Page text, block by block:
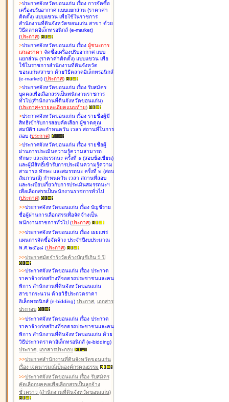
>ประกาศจังหวัดขอนแก่น เรื่อง การจัดซื้อ
เครื่องปรับอากาศ แบบแยกส่วน (ราคาค่า
ติดตั้ง) แบบแขวน เพื่อใช้ในราชการ
สำนักงานที่ดินจังหวัดขอนแก่น สาขา ด้วย
วิธีตลาดอิเล็กทรอนิกส์ (e-market)
(ประกาศ)
>ประกาศจังหวัดขอนแก่น เรื่อง ผู้ชนะการ
เสนอราคา จัดซื้อเครื่องปรับอากาศ แบบ
แยกส่วน (ราคาค่าติดตั้ง) แบบแขวน เพื่อ
ใช้ในราชการสำนักงานที่ดินจังหวัด
ขอนแก่น/สาขา ด้วยวิธีตลาดอิเล็กทรอนิกส์
(e-market) (ประกาศ)
>ประกาศจังหวัดขอนแก่น เรื่อง รับสมัคร
บุคคลเพื่อเลือกสรรเป็นพนักงานราชการ
ทั่วไป(สำนักงานที่ดินจังหวัดขอนแก่น)
(ประกาศ+รายละเอียดแนบท้าย)
>ประกาศจังหวัดขอนแก่น เรื่อง รายชื่อผู้มี
สิทธิเข้ารับการสอบคัดเลือก ผู้ขาดคุณ
สมบัติฯ และกำหนดวัน เวลา สถานที่ในการ
สอบ (ประกาศ)
>ประกาศจังหวัดขอนแก่น เรื่อง รายชื่อผู้
ผ่านการประเมินความรู้ความสามารถ
ทักษะ และสมรรถนะ ครั้งที่ ๑ (สอบข้อเขียน)
และผู้มีสิทธิ์เข้ารับการประเมินความรู้ความ
สามารถ ทักษะ และสมรรถนะ ครั้งที่ ๒ (สอบ
สัมภาษณ์) กำหนดวัน เวลา สถานที่สอบ
และระเบียบเกี่ยวกับการประเมินสมรรถนะฯ
เพื่อเลือกสรรเป็นพนักงานราชการทั่วไป
(ประกาศ)
>>ประกาศจังหวัดขอนแก่น เรื่อง บัญชีราย
ชื่อผู้ผ่านการเลือกสรรเพื่อจัดจ้างเป็น
พนักงานราชการทั่วไป (ประกาศ)
>>ประกาศจังหวัดขอนแก่น เรื่อง เผยแพร่
แผนการจัดซื้อจัดจ้าง ประจำปีงบประมาณ
พ.ศ.๒๕๖๘ (ประกาศ)
>>ประกาศมัดจำรังวัดค้างบัญชีเกิน 5 ปี
>>ประกาศจังหวัดขอนแก่น เรื่อง ประกวด
ราคาจ้างก่อสร้างที่จอดรถประชาชนและคน
พิการ สำนักงานที่ดินจังหวัดขอนแก่น
สาขากระนวน ด้วยวิธีประกวดราคา
อิเล็กทรอนิกส์ (e-bidding) ประกาศ, เอกสาร
ประกอบ
>>ประกาศจังหวัดขอนแก่น เรื่อง ประกวด
ราคาจ้างก่อสร้างที่จอดรถประชาชนและคน
พิการ สำนักงานที่ดินจังหวัดขอนแก่น ด้วย
วิธีประกวดราคาอิเล็กทรอนิกส์ (e-bidding)
ประกาศ, เอกสารประกอบ
>>ประกาศสำนักงานที่ดินจังหวัดขอนแก่น
เรื่อง เจตนารมณ์เป็นองค์กรคุณธรรม
>>ประกาศจังหวัดขอนแก่น เรื่อง รับสมัคร
คัดเลือกบุคคลเพื่อเลือกสรรเป็นลูกจ้าง
ชั่วคราว (สำนักงานที่ดินจังหวัดขอนแก่น)